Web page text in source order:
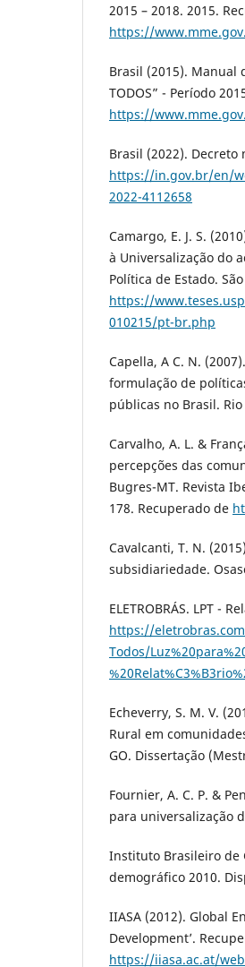
2015 – 2018. 2015.
https://
Brasil (2015). Manual
TODOS” - Período
https://
Brasil (2022). Decreto
https://in.gov.br/en/
2022-4112658
Camargo, E. J. S.
à Universalização do
Política de Estado.
https://
010215/pt-br.php
Capella, A C. N.
formulação de
públicas no Brasil.
Carvalho, A. L. &
percepções das
Bugres-MT. Revista
178. Recuperado de
Cavalcanti, T. N.
subsidiariedade.
ELETROBRÁS. LPT -
https://
Todos/
Echeverry, S. M. V.
Rural em
GO. Dissertação
Fournier, A. C. P. &
para universalização
Instituto Brasileiro de
demográfico 2010.
IIASA (2012). Global
Development’.
https://iiasa.ac.at/